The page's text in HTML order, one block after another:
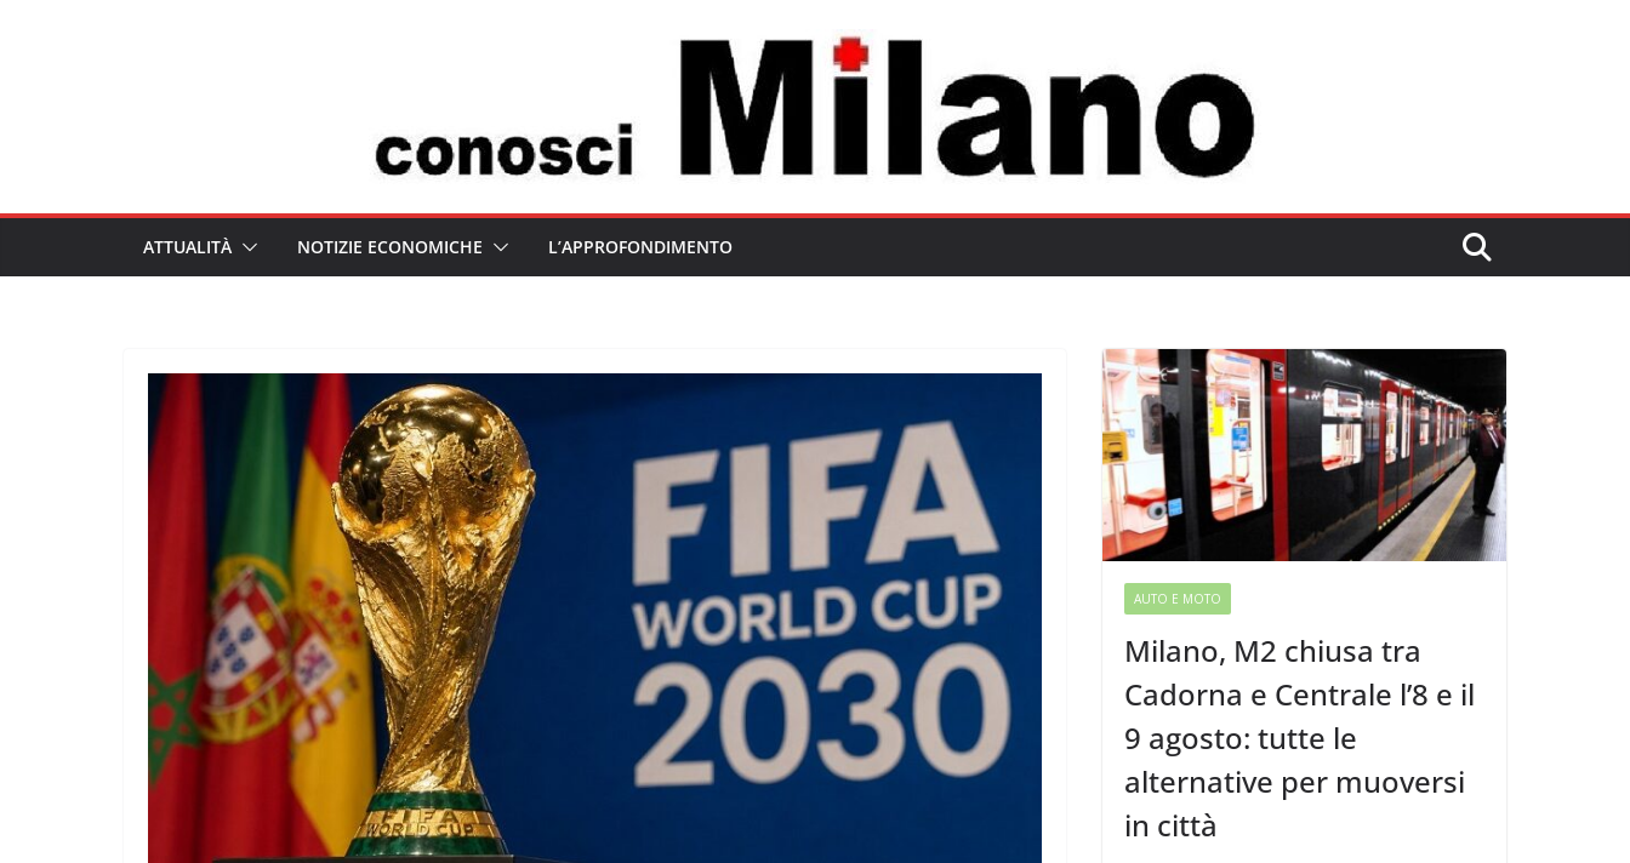
ATTUALITÀ NOTIZIE ECONOMICHE L’APPROFONDIMENTO
AUTO E MOTO
Milano, M2 chiusa tra
Cadorna e Centrale l’8 e il
9 agosto: tutte le
alternative per muoversi
in città